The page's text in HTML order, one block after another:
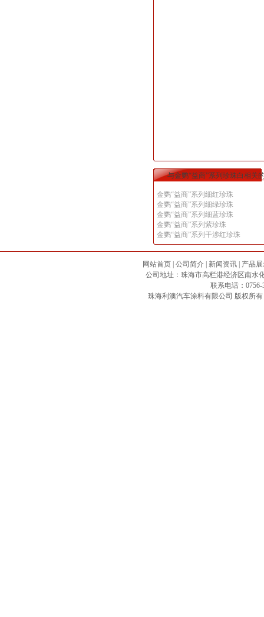
与金鹦“益商”系列珍珠白相关
金鹦“益商”系列细红珍珠
金鹦“益商”系列细绿珍珠
金鹦“益商”系列细蓝珍珠
金鹦“益商”系列紫珍珠
金鹦“益商”系列干涉红珍珠
网站首页 公司简介 新闻资讯
产品
公司地址：珠海市高栏港经济区南水
联系电话：0756-
珠海利澳汽车涂料有限公司 版权所有